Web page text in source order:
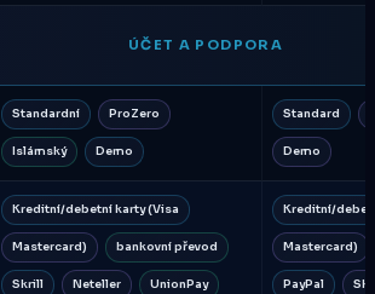
ÚČET A PODPORA
Standardní ProZero
Islámský Demo
Standard
Demo
Kreditní/debetní karty (Visa
Mastercard) bankovní převod
Skrill Neteller UnionPay
Kreditní/
Mastercard)
PayPal